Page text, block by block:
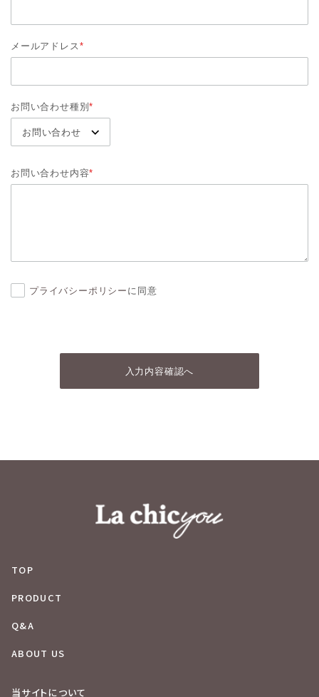
メールアドレス*
お問い合わせ種別*
お問い合わせ内容*
プライバシーポリシー に同意
入力内容確認へ
TOP
PRODUCT
Q&A
ABOUT US
当サイトについて